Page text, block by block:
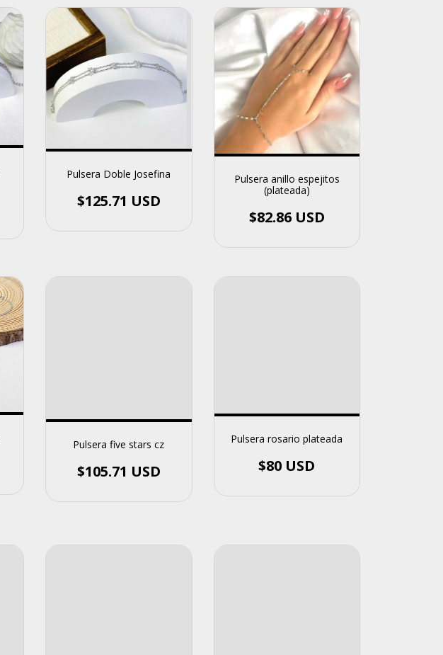
Pulsera Doble Josefina
$125.71 USD
Pulsera anillo espejitos
(plateada)
$82.86 USD
Pulsera five stars cz
$105.71 USD
Pulsera rosario plateada
$80 USD